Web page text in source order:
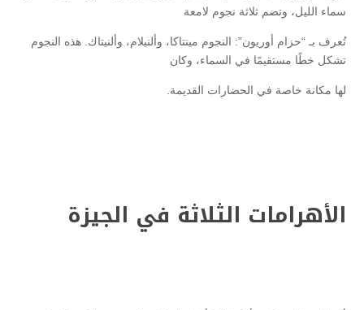
سماء الليل، وتضم ثلاثة نجوم لامعة
تُعرف بـ “حزام أوريون”: النجوم مينتاكا، وألنيلام، وألنيتاك. هذه النجوم
تشكل خطًا مستقيمًا في السماء، وكان
لها مكانة خاصة في الحضارات القديمة.
الأهرامات الثلاثة في الجيزة